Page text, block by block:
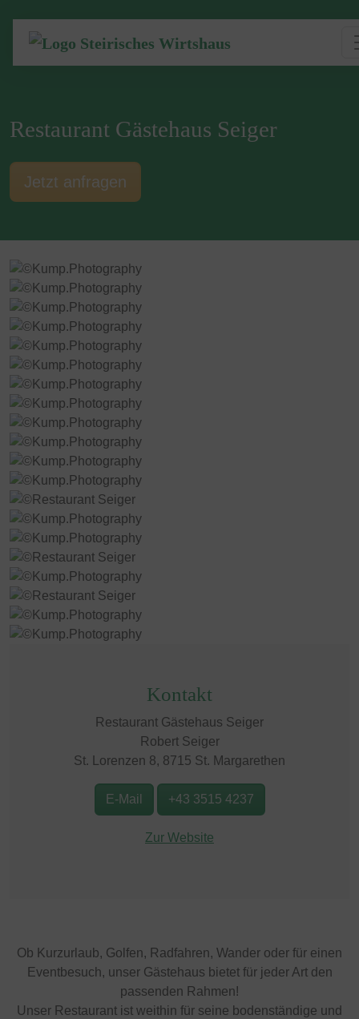
Restaurant Gästehaus Seiger
Jetzt anfragen
Kontakt
Restaurant Gästehaus Seiger
Robert Seiger
St. Lorenzen 8, 8715 St. Margarethen
E-Mail +43 3515 4237
Zur Website
Ob Kurzurlaub, Golfen, Radfahren, Wander oder für einen
Eventbesuch, unser Gästehaus bietet für jeder Art den
passenden Rahmen!
Unser Restaurant ist weithin für seine bodenständige und